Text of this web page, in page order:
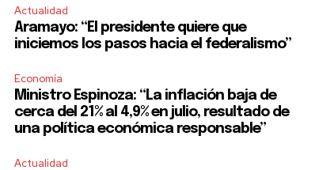
Actualidad
Aramayo: “El presidente quiere que
iniciemos los pasos hacia el federalismo”
Economía
Ministro Espinoza: “La inflación baja de
cerca del 21% al 4,9% en julio, resultado de
una política económica responsable”
Actualidad